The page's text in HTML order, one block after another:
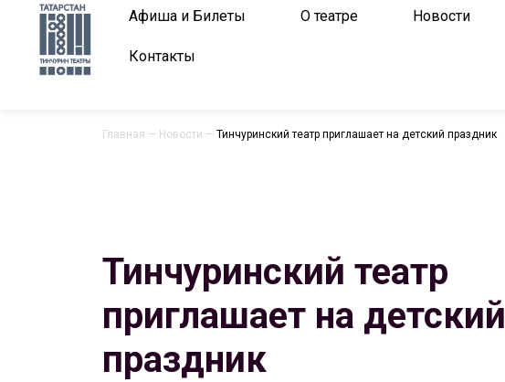
Афиша и Билеты О театре Новости
Контакты
Главная — Новости — Тинчуринский театр приглашает на детский праздник
Тинчуринский театр
приглашает на детский
праздник